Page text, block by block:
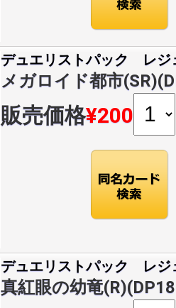
デュエリストパック レジ
メガロイド都市
販売価格¥200
デュエリストパック レジ
真紅眼の幼竜